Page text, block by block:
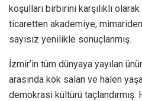
koşulları birbirini karşılıklı
ticaretten akademiye,
sayısız yenilikle sonuçlanmış.
İzmir’in tüm dünyaya yayılan
arasında kök salan ve halen
demokrasi kültürü